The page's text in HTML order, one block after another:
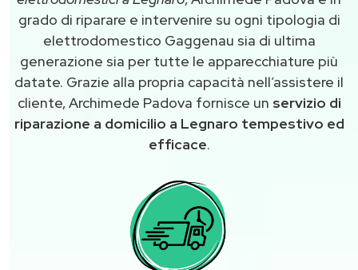
grado di riparare e intervenire su ogni tipologia di
elettrodomestico Gaggenau sia di ultima
generazione sia per tutte le apparecchiature più
datate. Grazie alla propria capacità nell’assistere il
cliente, Archimede Padova fornisce un servizio di
riparazione a domicilio a Legnaro tempestivo ed
efficace.